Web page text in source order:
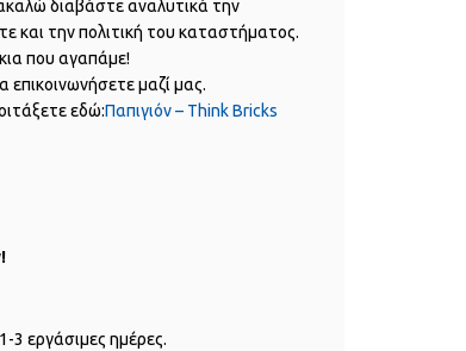
διαβάστε αναλυτικά την
και την πολιτική του καταστήματος.
που αγαπάμε!
επικοινωνήσετε μαζί μας.
εδώ:Παπιγιόν – Think Bricks
1-3 εργάσιμες ημέρες.